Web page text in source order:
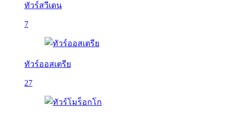
ทัวร์สวีเดน
7
ทัวร์ออสเตรีย
27